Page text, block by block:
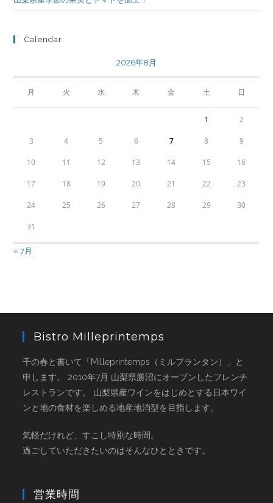
Calendar
2026年8月
月 火 水 木 金 土 日
1 2
3 4 5 6 7 8 9
10 11 12 13 14 15 16
17 18 19 20 21 22 23
24 25 26 27 28 29 30
31
« 7月
Bistro Milleprintemps
千の春と書いて「Milleprintemps（ミルプランタン）」と
申します。 2010年7月 山梨県勝沼にオープンしたフレンチ
レストランです。 山梨県産ワインをはじめとする日本ワイ
ンと地の食材を楽しめる地産地消型を目指します。
気軽だけれど、すこし特別な時間。
過ごしていただきたいのはそんなひとときです。
営業時間